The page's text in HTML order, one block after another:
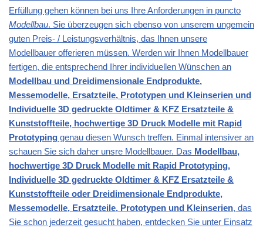
Erfüllung gehen können bei uns Ihre Anforderungen in puncto
Modellbau. Sie überzeugen sich ebenso von unserem ungemein
guten Preis- / Leistungsverhältnis, das Ihnen unsere
Modellbauer offerieren müssen. Werden wir Ihnen Modellbauer
fertigen, die entsprechend Ihrer individuellen Wünschen an
Modellbau und Dreidimensionale Endprodukte,
Messemodelle, Ersatzteile, Prototypen und Kleinserien und
Individuelle 3D gedruckte Oldtimer & KFZ Ersatzteile &
Kunststoffteile, hochwertige 3D Druck Modelle mit Rapid
Prototyping genau diesen Wunsch treffen. Einmal intensiver an
schauen Sie sich daher unsre Modellbauer. Das Modellbau,
hochwertige 3D Druck Modelle mit Rapid Prototyping,
Individuelle 3D gedruckte Oldtimer & KFZ Ersatzteile &
Kunststoffteile oder Dreidimensionale Endprodukte,
Messemodelle, Ersatzteile, Prototypen und Kleinserien, das
Sie schon jederzeit gesucht haben, entdecken Sie unter Einsatz